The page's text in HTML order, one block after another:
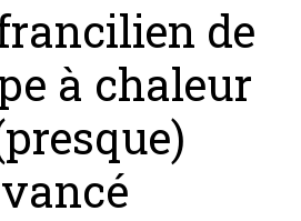
de
à chaleur